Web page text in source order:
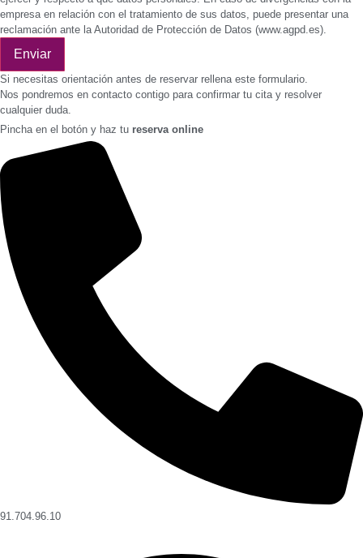
empresa en relación con el tratamiento de sus datos, puede presentar una
reclamación ante la Autoridad de Protección de Datos (www.agpd.es).
Enviar
Si necesitas orientación antes de reservar rellena este formulario.
Nos pondremos en contacto contigo para confirmar tu cita y resolver
cualquier duda.
Pincha en el botón y haz tu reserva online
91.704.96.10